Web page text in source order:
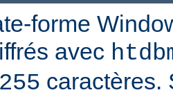
forme
avec
255 caractères.